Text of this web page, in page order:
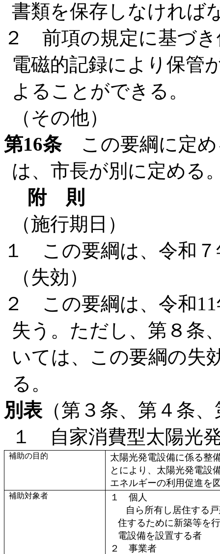
書類を保存しなければ
２ 前項の規定に基づ
電磁的記録により保管
よることができる。
（その他）
第16条この要綱に定め
は、市長が別に定める
附 則
（施行期日）
１ この要綱は、令和
（失効）
２ この要綱は、令和
失う。ただし、第８条
いては、この要綱の失
る。
別表 （第３条、第４条
１ 自家消費型太陽光
補助の目的
太陽光発電設備に係る整
とにより、太陽光発電設
エネルギーの利用促進を
補助対象者
１ 個人
自ら所有し居住する
住するために新築等を
電設備を設置する者
２ 事業者